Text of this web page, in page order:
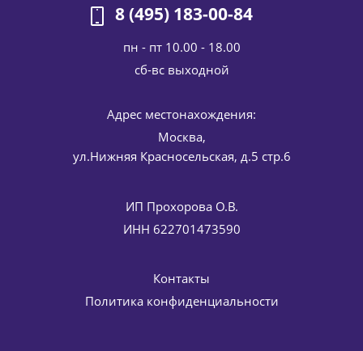
8 (495) 183-00-84
пн - пт 10.00 - 18.00
cб-вс выходной
Адрес местонахождения:
Москва,
ул.Нижняя Красносельская, д.5 стр.6
ИП Прохорова О.В.
ИНН 622701473590
Контакты
Политика конфиденциальности